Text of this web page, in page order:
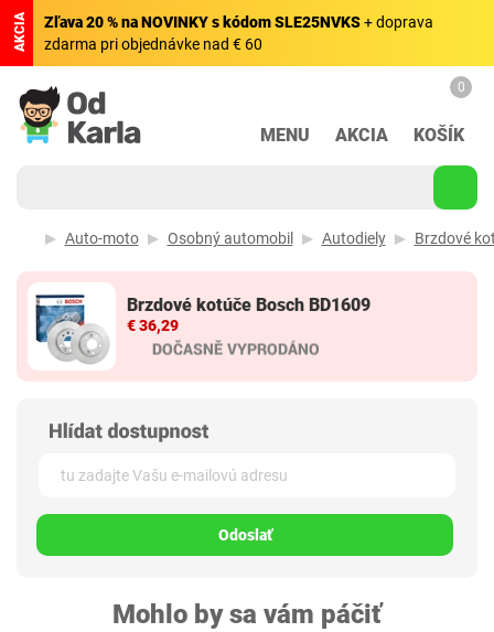
AKCIA Zľava 20 % na NOVINKY s kódom SLE25NVKS+ doprava
zdarma pri objednávke nad € 60
MENU AKCIA
0
KOŠÍK
Auto-moto Osobný automobil Autodiely Brzdové
Brzdové kotúče Bosch BD1609
€ 36,29
Odoslať
Mohlo by sa vám páčiť